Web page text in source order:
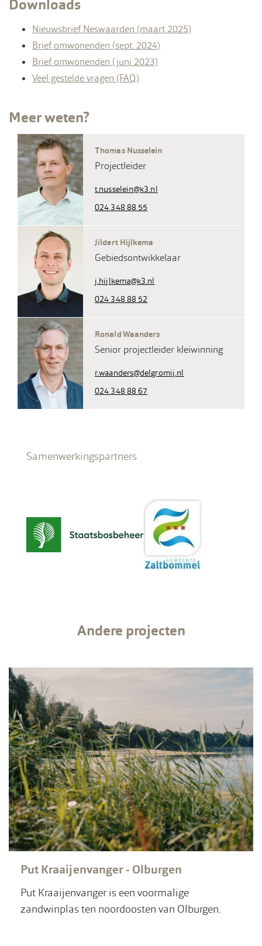
Downloads
Nieuwsbrief Neswaarden (maart 2025)
Brief omwonenden (sept. 2024)
Brief omwonenden (juni 2023)
Veel gestelde vragen (FAQ)
Meer weten?
Thomas Nusselein
Projectleider
t.nusselein@k3.nl
024 348 88 55
Jildert Hijlkema
Gebiedsontwikkelaar
j.hijlkema@k3.nl
024 348 88 52
Ronald Waanders
Senior projectleider kleiwinning
r.waanders@delgromij.nl
024 348 88 67
Samenwerkingspartners
Andere projecten
Put Kraaijenvanger - Olburgen
Put Kraaijenvanger is een voormalige
zandwinplas ten noordoosten van Olburgen.